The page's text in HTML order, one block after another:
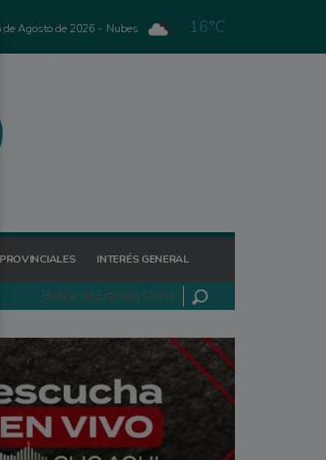
de Agosto de 2026 - Nubes 16°C
PROVINCIALES INTERÉS GENERAL